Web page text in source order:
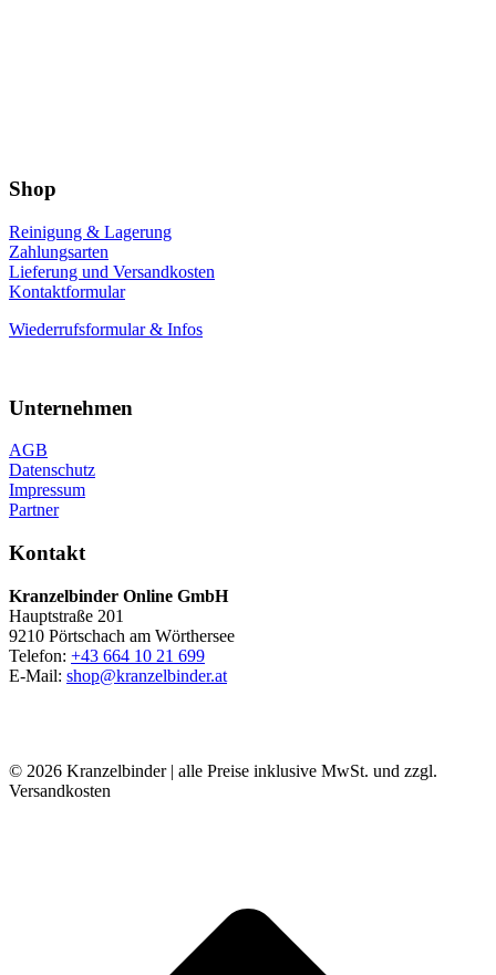
Shop
Reinigung & Lagerung
Zahlungsarten
Lieferung und Versandkosten
Kontaktformular
Wiederrufsformular & Infos
Unternehmen
AGB
Datenschutz
Impressum
Partner
Kontakt
Kranzelbinder Online GmbH
Hauptstraße 201
9210 Pörtschach am Wörthersee
Telefon: +43 664 10 21 699
E-Mail: shop@kranzelbinder.at
© 2026 Kranzelbinder | alle Preise inklusive MwSt. und zzgl.
Versandkosten